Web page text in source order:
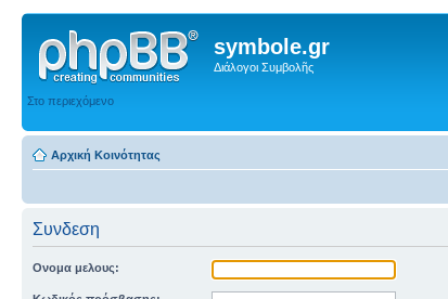
symbole.gr
Διάλογοι Συμβολῆς
Στο περιεχόμενο
Αρχική Κοινότητας
Συνδεση
Ονομα μελους: